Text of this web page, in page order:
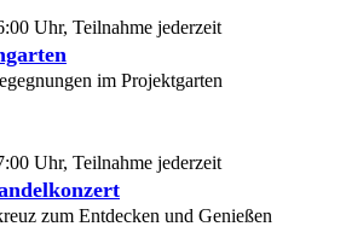
Uhr, Teilnahme jederzeit
im Projektgarten
Uhr, Teilnahme jederzeit
zum Entdecken und Genießen